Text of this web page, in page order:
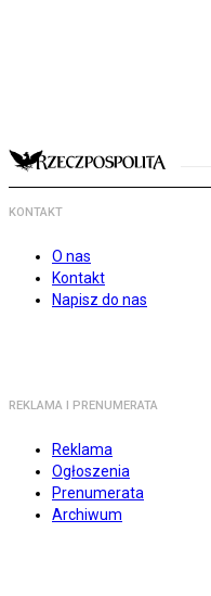
KONTAKT
O nas
Kontakt
Napisz do nas
REKLAMA I PRENUMERATA
Reklama
Ogłoszenia
Prenumerata
Archiwum